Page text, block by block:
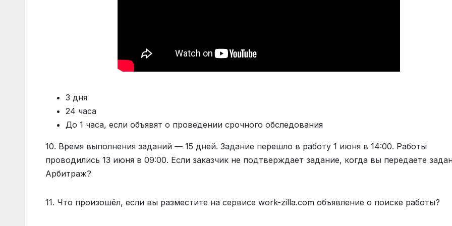
3 дня
24 часа
До 1 часа, если объявят о проведении срочного обследования
10. Время выполнения заданий — 15 дней. Задание перешло в работу 1 июня в 14:00. Работы
проводились 13 июня в 09:00. Если заказчик не подтверждает задание, когда вы передаете
Арбитраж?
11. Что произошёл, если вы разместите на сервисе work-zilla.com объявление о поиске работы?